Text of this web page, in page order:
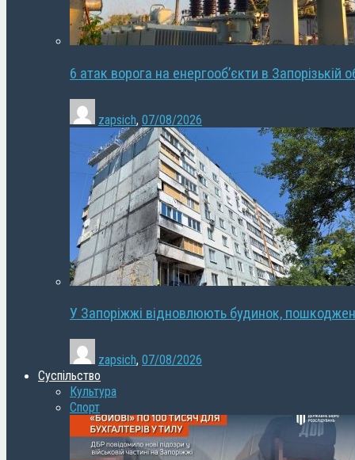
6 атак ворога на енергооб’єкти в Запорізькій
zapsich, 07/08/2026
У Запоріжжі відновлюють будинок,
zapsich, 07/08/2026
Суспільство
Культура
Спорт